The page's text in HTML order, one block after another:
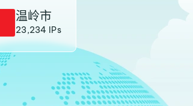
温岭市
23,234 IPs